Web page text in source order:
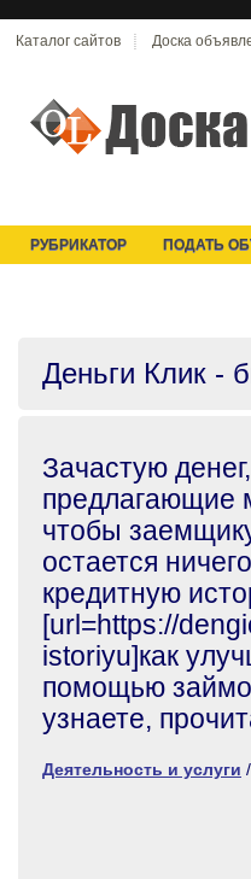
Каталог сайтов Доска
РУБРИКАТОР ПОДАТЬ
Деньги Клик -
Зачастую
предлагающие
чтобы
остается
кредитную
[url=https://
istoriyu]как
помощью
узнаете,
Деятельность и услуги /